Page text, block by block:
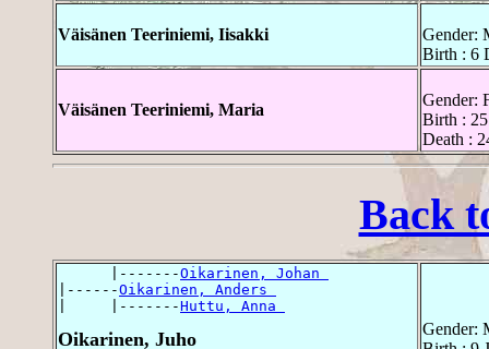
Väisänen Teeriniemi, Iisakki
Gender:
Birth : 6
Väisänen Teeriniemi, Maria
Gender:
Birth :
Death :
Back
      |-------
Oikarinen, Johan
|------Oikarinen, Anders
|     |-------Huttu, Anna
Oikarinen, Juho
Gender: